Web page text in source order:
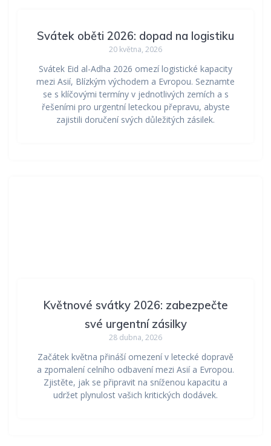
Svátek oběti 2026: dopad na logistiku
20 května, 2026
Svátek Eid al-Adha 2026 omezí logistické kapacity
mezi Asií, Blízkým východem a Evropou. Seznamte
se s klíčovými termíny v jednotlivých zemích a s
řešeními pro urgentní leteckou přepravu, abyste
zajistili doručení svých důležitých zásilek.
Květnové svátky 2026: zabezpečte
své urgentní zásilky
28 dubna, 2026
Začátek května přináší omezení v letecké dopravě
a zpomalení celního odbavení mezi Asií a Evropou.
Zjistěte, jak se připravit na sníženou kapacitu a
udržet plynulost vašich kritických dodávek.